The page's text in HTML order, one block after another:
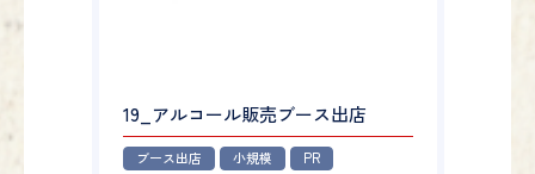
19_アルコール販売ブース出店
ブース出店 小規模 PR